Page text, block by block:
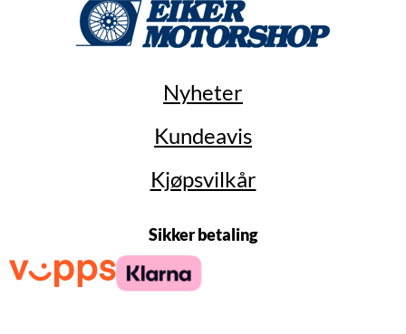
Nyheter
Kundeavis
Kjøpsvilkår
Sikker betaling